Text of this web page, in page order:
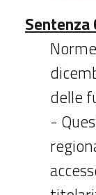
delle
-